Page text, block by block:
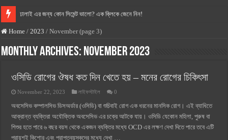
ঢালাই এর জন্য কোন সিমেন্ট ভালো? এক ক্লিকে জেনে নিন!
বসুন্ধরা সিমেন্ট এর দাম ২০২৫
স্ক্যান সিমেন্ট এর দাম ২০২৫
সুপারক্রিট সিমেন্ট দাম ২০২৫
জুডিশিয়াল ম্যাজিস্ট্রেট কি? জুডিশিয়াল ম্যাজিস্ট্রেট এর সুযোগ সুবিধা
ওয়ালটন মোবাইল কিস্তিতে কেনার নিয়ম ২০২৫
ওয়ালটন টিভি কিস্তিতে কেনার নিয়ম ২০২৫
Home / 2023 / November (page 3)
Monthly Archives: November 2023
ওসিডি রোগের ঔষধ কত দিন খেতে হয় – মনের রোগের চিকিৎসা
November 22, 2023 লাইফস্টাইল 0
অবসেসিভ কম্পালসিভ ডিসঅর্ডার (ওসিডি) বা শুচিবাই রোগ এক ধরনের মানসিক রোগ। এই ব্যাধিতে
আক্রান্ত ব্যক্তিরা অযৌক্তিক অবসেসিভ এর চক্রে আটকে যায়। ওসিডি যেকোন মহিলা, পুরুষ বা
শিশুর হতে পারে ৬ বছর বয়স থেকে একজন ব্যক্তির মধ্যে OCD এর লক্ষণ দেখা দিতে পারে তবে এটি
প্রায়শই কিশোর এবং প্রাপ্তবয়স্কদের মধ্যে দেখা …